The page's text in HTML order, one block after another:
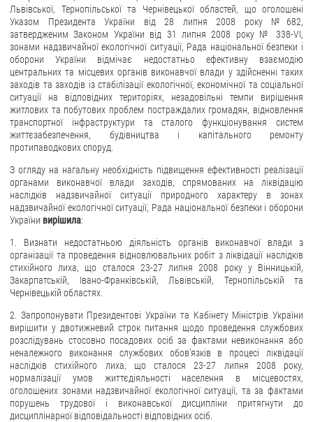
Львівської, Тернопільської та Чернівецької областей, що оголошені
Указом Президента України від 28 липня 2008 року №682,
затвердженим Законом України від 31 липня 2008 року № 338-VІ,
зонами надзвичайної екологічної ситуації, Рада національної безпеки і
оборони України відмічає недостатньо ефективну взаємодію
центральних та місцевих органів виконавчої влади у здійсненні таких
заходів та заходів із стабілізації екологічної, економічної та соціальної
ситуації на відповідних територіях, незадовільні темпи вирішення
житлових та побутових проблем постраждалих громадян, відновлення
транспортної інфраструктури та сталого функціонування систем
життєзабезпечення, будівництва і капітального ремонту
протипаводкових споруд.
З огляду на нагальну необхідність підвищення ефективності реалізації
органами виконавчої влади заходів, спрямованих на ліквідацію
наслідків надзвичайної ситуації природного характеру в зонах
надзвичайної екологічної ситуації, Рада національної безпеки і оборони
України вирішила:
1. Визнати недостатньою діяльність органів виконавчої влади з
організації та проведення відновлювальних робіт з ліквідації наслідків
стихійного лиха, що сталося 23-27 липня 2008 року у Вінницькій,
Закарпатській, Івано-Франківській, Львівській, Тернопільській та
Чернівецькій областях.
2. Запропонувати Президентові України та Кабінету Міністрів України
вирішити у двотижневий строк питання щодо проведення службових
розслідувань стосовно посадових осіб за фактами невиконання або
неналежного виконання службових обов'язків в процесі ліквідації
наслідків стихійного лиха, що сталося 23-27 липня 2008 року,
нормалізації умов життєдіяльності населення в місцевостях,
оголошених зонами надзвичайної екологічної ситуації, та за фактами
порушень трудової і виконавської дисципліни притягнути до
дисциплінарної відповідальності відповідних осіб.